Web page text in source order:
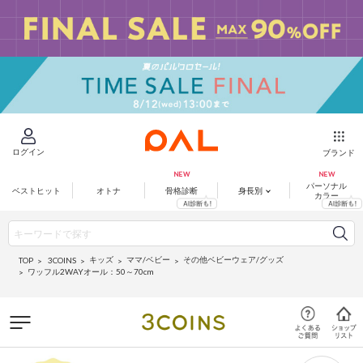
ログイン ブランド
ベストヒット オトナ 骨格診断 身長別
パーソナル
カラー
TOP 3COINS キッズ ママ/ベビー
その他ベビーウェア/グッズ
ワッフル2WAYオール：50～70cm